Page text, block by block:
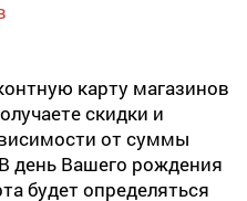
карту магазинов
скидки и
от суммы
день Вашего рождения
будет определяться